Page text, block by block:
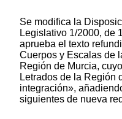
Se modifica la
Legislativo 1/2000, de
aprueba el texto
Cuerpos y Escalas de
Región de Murcia,
Letrados de la Región
integración»,
siguientes de nueva